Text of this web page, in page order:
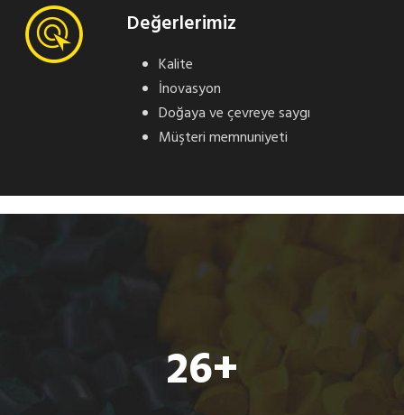
Değerlerimiz
Kalite
İnovasyon
Doğaya ve çevreye saygı
Müşteri memnuniyeti
26+